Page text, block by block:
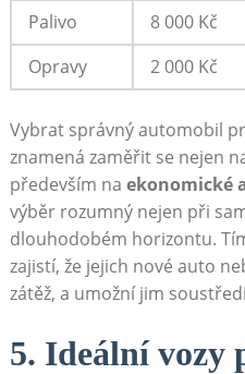
Palivo
8 000 Kč
Opravy
2 000 Kč
Vybrat správný automobil
znamená zaměřit se nejen
především na ekonomické
výběr rozumný nejen při
dlouhodobém horizontu.
zajistí, že jejich nové auto
zátěž, a umožní jim
5. Ideální vozy